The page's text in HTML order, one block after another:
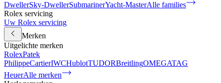
DwellerSky-DwellerSubmarinerYacht-MasterAlle families
Rolex servicing
Uw Rolex servicing
Merken
Uitgelichte merken
RolexPatek
PhilippeCartierIWCHublotTUDORBreitlingOMEGATAG
HeuerAlle merken